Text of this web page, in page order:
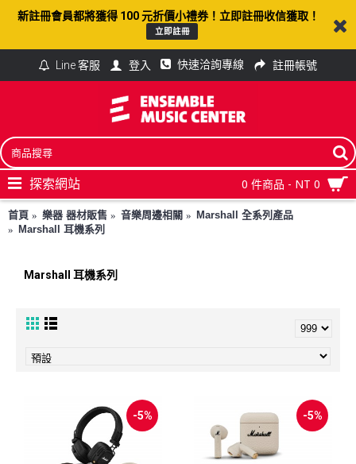
新註冊會員都將獲得 100 元折價小禮券！立即註冊收信獲取！
立即註冊
Line 客服 登入 快速洽詢專線 註冊帳號
0 件商品 - NT 0
探索網站
首頁 樂器 器材販售 音樂周邊相關
Marshall 全系列產品
Marshall 耳機系列
Marshall 耳機系列
-5% -5%